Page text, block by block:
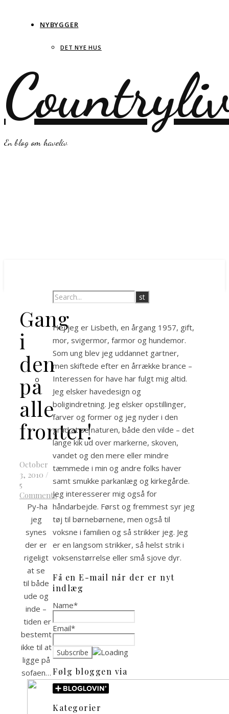
NYBYGGER
DET NYE HUS
En blog om haveliv
Gang
i
den
på
alle
fronter!
October
3, 2010 /
5
Comments
Py-ha
jeg
synes
der er
rigeligt
at se
til både
ude og
inde –
tiden er
bestemt
ikke til at
ligge på
sofaen…
Hej jeg er Lisbeth, en årgang 1957, gift,
mor, svigermor, farmor og hundemor.
Som ung blev jeg uddannet gartner,
men skiftede efter en årrække brance –
Interessen for have har fulgt mig altid.
Jeg elsker havedesign og
boligindretning. Jeg elsker opstillinger,
farver og former og jeg nyder i den
grad at se naturen, både den vilde – det
lange kik ud over markerne, skoven,
vandet og den mere eller mindre
tæmmede i min og andre folks haver
samt smukke parkanlæg og kirkegårde.
Jeg interesserer mig også for
håndarbejde. Først og fremmest syr jeg
tøj til børnebørnene, men også til
voksne i familien og så strikker jeg. Jeg
er en langsom strikker, så helst strik i
voksenstørrelse eller små sjove dyr.
Få en E-mail når der er nyt
indlæg
Name*
Email*
Følg bloggen via
Kategorier